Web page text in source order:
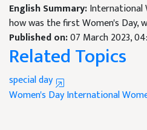
English Summary:International
how was the first Women's Day,
Published on:07 March 2023,
Related Topics
special day
Women's DayInternational